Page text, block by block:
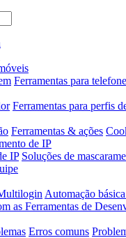
Ferramentas para
Ferramentas para perfis
Ferramentas & ações
de IP
IP Soluções de
Automação
as Ferramentas de
Erros comuns